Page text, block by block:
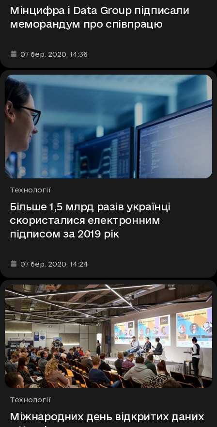
Мінцифра і Data Group підписали
меморандум про співпрацю
Дата та час публікації
07 бер. 2020, 14:36
Рубрики
Технології
Більше 1,5 млрд разів українці
скористалися електронним
підписом за 2019 рік
Дата та час публікації
07 бер. 2020, 14:24
Рубрики
Технології
Міжнародних день відкритих даних